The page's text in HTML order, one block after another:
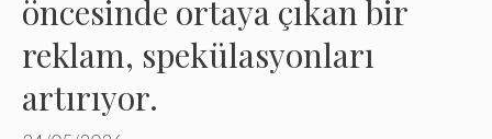
öncesinde ortaya çıkan bir
reklam, spekülasyonları
artırıyor.